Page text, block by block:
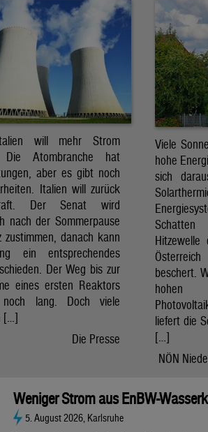
will mehr Strom
Die Atombranche hat
aber es gibt noch
Italien will zurück
Der Senat wird
nach der Sommerpause
zustimmen, danach kann
ein entsprechendes
Der Weg bis zur
eines ersten Reaktors
lang. Doch viele
[…]
Die Presse
Viele
hohe
sich
beschert.
hohen
liefert die
[…]
NÖN
Weniger Strom aus EnBW-
5. August 2026, Karlsruhe